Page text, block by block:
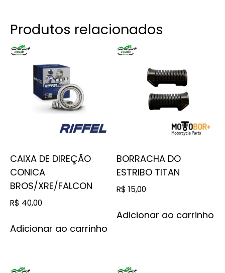
Produtos relacionados
CAIXA DE DIREÇÃO
CONICA
BROS/XRE/FALCON
R$ 40,00
Adicionar ao carrinho
BORRACHA DO
ESTRIBO TITAN
R$ 15,00
Adicionar ao carrinho